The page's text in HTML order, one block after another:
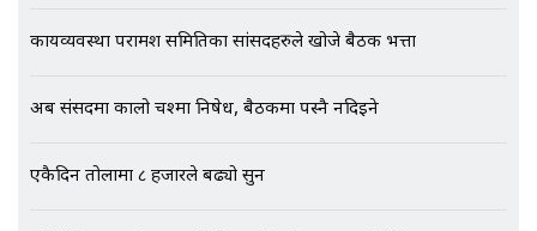
कनेक्सन ! || VISIT VISA SCAM
अर्ब बढी घुस!|| SIDHAKURA ||
कार्यव्यवस्था परामर्श समितिका सांसदहरुले खोजे बैठक भत्ता
अब संसदमा कालो चश्मा निषेध, बैठकमा पस्नै नदिइने
एकैदिन तोलामा ८ हजारले बढ्यो सुन